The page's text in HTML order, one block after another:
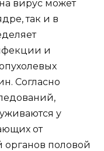
вирус может
так и в
и
Согласно
у
от
органов половой